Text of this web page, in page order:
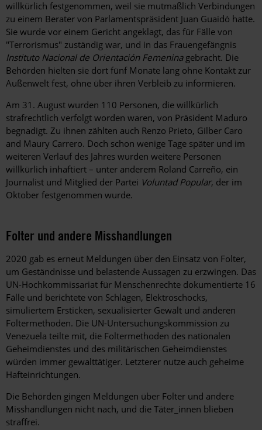
willkürlich festgenommen, weil sie mutmaßlich Verbindungen
zu einem Berater von Parlamentspräsident Juan Guaidó hatte.
Sie wurde vor einem Gericht angeklagt, das für Fälle von
"Terrorismus" zuständig war, und in das Frauengefängnis
Instituto Nacional de Orientación Femeninagebracht. Die
Behörden hielten sie dort fünf Monate lang ohne Kontakt zur
Außenwelt fest, ohne über ihren Verbleib zu informieren.
Am 31. August wurden 110 Personen, die willkürlich
strafrechtlich verfolgt worden waren, von Präsident Maduro
begnadigt. Zu ihnen zählten auch Renzo Prieto, Gilber Caro
and Maury Carrero. Doch schon wenige Tage später und im
weiteren Verlauf des Jahres wurden weitere Personen
willkürlich inhaftiert – unter anderem Roland Carreño, ein
Journalist und Mitglied der Partei Voluntad Popular, der im
Oktober festgenommen wurde.
Folter und andere Misshandlungen
2020 gab es erneut Meldungen über den Einsatz von Folter,
um Geständnisse und belastende Aussagen zu erzwingen. Das
UN-Hochkommissariat für Menschenrechte dokumentierte 16
Fälle und berichtete von Schlägen, Elektroschocks,
simuliertem Ersticken, sexualisierter Gewalt und anderen
Foltermethoden. Die UN-Untersuchungskommission zu
Venezuela teilte mit, die Foltermethoden des nationalen
Geheimdienstes und des militärischen Geheimdienstes
würden immer gewalttätiger. Letzterer nutze auch geheime
Hafteinrichtungen.
Die Behörden gingen Meldungen über Folter und andere
Misshandlungen nicht nach, und die Täter_innen blieben
straffrei.